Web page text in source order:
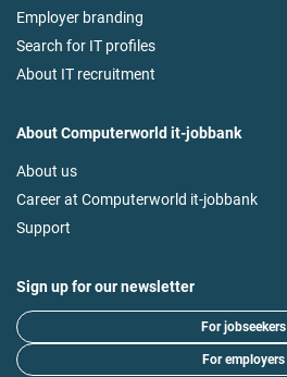
Employer branding
Search for IT profiles
About IT recruitment
About Computerworld it-jobbank
About us
Career at Computerworld it-jobbank
Support
Sign up for our newsletter
For jobseekers
For employers